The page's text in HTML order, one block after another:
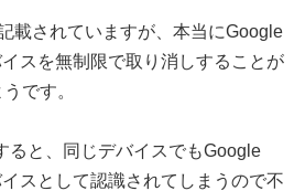
載されていますが、本当にGoogle
スを無制限で取り消しすることが
です。
ると、同じデバイスでもGoogle
スとして認識されてしまうので不